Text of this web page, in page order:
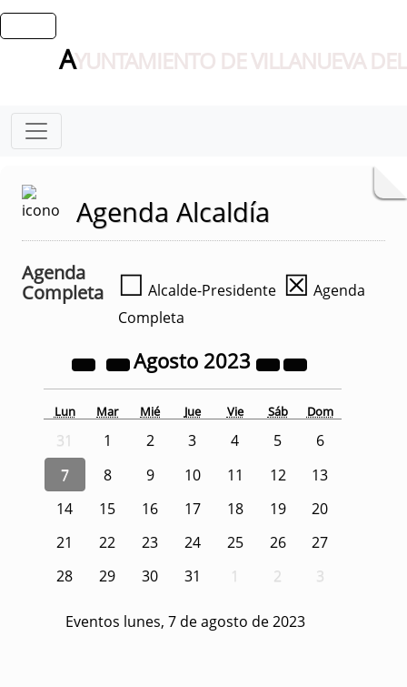
AYUNTAMIENTO DE VILLANUEVA
Agenda Alcaldía
Agenda
Completa
☐ Alcalde-Presidente ☒ Agenda
Completa
Agosto 2023
Lun Mar Mié Jue Vie Sáb Dom
31 1 2 3 4 5
6
7
8 9 10 11 12
13
14
15 16 17 18 19
20
21
22 23 24 25 26
27
28
29 30 31 1 2 3
Eventos lunes, 7 de agosto de 2023